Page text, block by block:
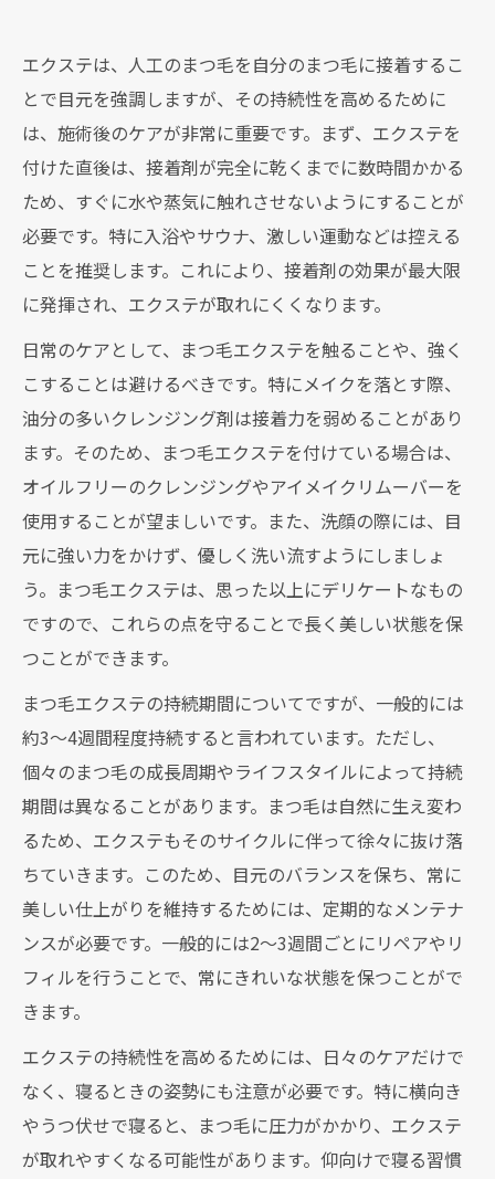
エクステは、人工のまつ毛を自分のまつ毛に接着するこ
とで目元を強調しますが、その持続性を高めるために
は、施術後のケアが非常に重要です。まず、エクステを
付けた直後は、接着剤が完全に乾くまでに数時間かかる
ため、すぐに水や蒸気に触れさせないようにすることが
必要です。特に入浴やサウナ、激しい運動などは控える
ことを推奨します。これにより、接着剤の効果が最大限
に発揮され、エクステが取れにくくなります。
日常のケアとして、まつ毛エクステを触ることや、強く
こすることは避けるべきです。特にメイクを落とす際、
油分の多いクレンジング剤は接着力を弱めることがあり
ます。そのため、まつ毛エクステを付けている場合は、
オイルフリーのクレンジングやアイメイクリムーバーを
使用することが望ましいです。また、洗顔の際には、目
元に強い力をかけず、優しく洗い流すようにしましょ
う。まつ毛エクステは、思った以上にデリケートなもの
ですので、これらの点を守ることで長く美しい状態を保
つことができます。
まつ毛エクステの持続期間についてですが、一般的には
約3〜4週間程度持続すると言われています。ただし、
個々のまつ毛の成長周期やライフスタイルによって持続
期間は異なることがあります。まつ毛は自然に生え変わ
るため、エクステもそのサイクルに伴って徐々に抜け落
ちていきます。このため、目元のバランスを保ち、常に
美しい仕上がりを維持するためには、定期的なメンテナ
ンスが必要です。一般的には2〜3週間ごとにリペアやリ
フィルを行うことで、常にきれいな状態を保つことがで
きます。
エクステの持続性を高めるためには、日々のケアだけで
なく、寝るときの姿勢にも注意が必要です。特に横向き
やうつ伏せで寝ると、まつ毛に圧力がかかり、エクステ
が取れやすくなる可能性があります。仰向けで寝る習慣